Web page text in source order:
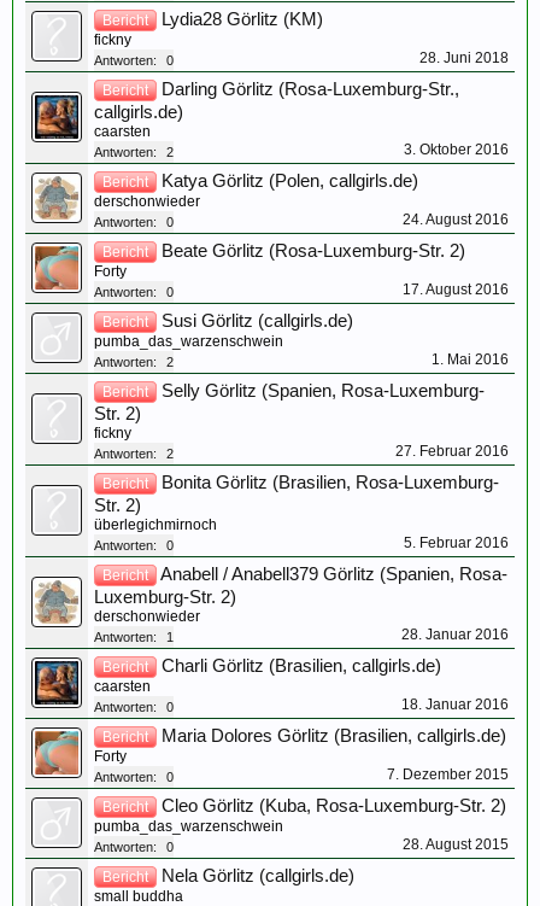
Bericht Lydia28 Görlitz (KM)
fickny
Antworten: 0 28. Juni 2018
Bericht
Darling Görlitz (Rosa-Luxemburg-Str.,
callgirls.de)
caarsten
Antworten: 2 3. Oktober 2016
Bericht Katya Görlitz (Polen, callgirls.de)
derschonwieder
Antworten: 0 24. August 2016
Bericht Beate Görlitz (Rosa-Luxemburg-Str. 2)
Forty
Antworten: 0 17. August 2016
Bericht Susi Görlitz (callgirls.de)
pumba_das_warzenschwein
Antworten: 2 1. Mai 2016
Bericht
Selly Görlitz (Spanien, Rosa-Luxemburg-
Str. 2)
fickny
Antworten: 2 27. Februar 2016
Bericht
Bonita Görlitz (Brasilien, Rosa-Luxemburg-
Str. 2)
überlegichmirnoch
Antworten: 0 5. Februar 2016
Bericht
Anabell / Anabell379 Görlitz (Spanien, Rosa-
Luxemburg-Str. 2)
derschonwieder
Antworten: 1 28. Januar 2016
Bericht Charli Görlitz (Brasilien, callgirls.de)
caarsten
Antworten: 0 18. Januar 2016
Bericht Maria Dolores Görlitz (Brasilien, callgirls.de)
Forty
Antworten: 0 7. Dezember 2015
Bericht Cleo Görlitz (Kuba, Rosa-Luxemburg-Str. 2)
pumba_das_warzenschwein
Antworten: 0 28. August 2015
Bericht Nela Görlitz (callgirls.de)
small buddha